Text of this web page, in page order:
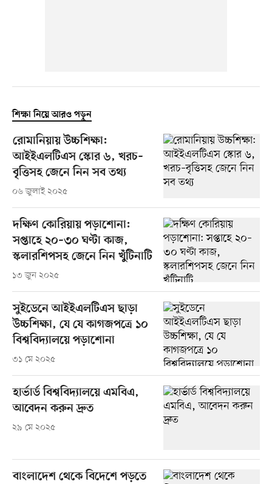
শিক্ষা নিয়ে আরও পড়ুন
রোমানিয়ায় উচ্চশিক্ষা:
আইইএলটিএস স্কোর ৬, খরচ–
বৃত্তিসহ জেনে নিন সব তথ্য
০৬ জুলাই ২০২৫
দক্ষিণ কোরিয়ায় পড়াশোনা:
সপ্তাহে ২০–৩০ ঘণ্টা কাজ,
স্কলারশিপসহ জেনে নিন খুঁটিনাটি
১৩ জুন ২০২৫
সুইডেনে আইইএলটিএস ছাড়া
উচ্চশিক্ষা, যে যে কাগজপত্রে ১০
বিশ্ববিদ্যালয়ে পড়াশোনা
৩১ মে ২০২৫
হার্ভার্ড বিশ্ববিদ্যালয়ে এমবিএ,
আবেদন করুন দ্রুত
২৯ মে ২০২৫
বাংলাদেশ থেকে বিদেশে পড়তে